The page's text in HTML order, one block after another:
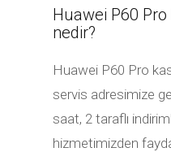
Huawei P60
nedir?
Huawei P60 Pro
servis adresimize
saat, 2 taraflı
hizmetimizden